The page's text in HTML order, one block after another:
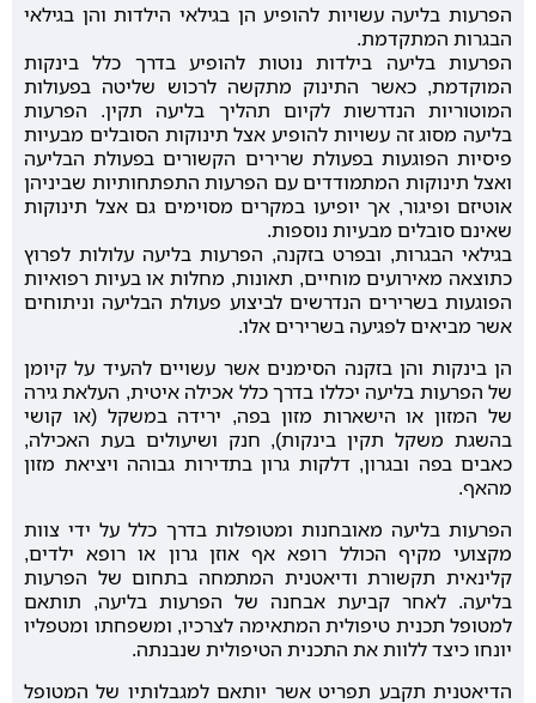
הפרעות בליעה עשויות להופיע הן בגילאי הילדות והן בגילאי
הבגרות המתקדמת.
הפרעות בליעה בילדות נוטות להופיע בדרך כלל בינקות
המוקדמת, כאשר התינוק מתקשה לרכוש שליטה בפעולות
המוטוריות הנדרשות לקיום תהליך בליעה תקין. הפרעות
בליעה מסוג זה עשויות להופיע אצל תינוקות הסובלים מבעיות
פיסיות הפוגעות בפעולת שרירים הקשורים בפעולת הבליעה
ואצל תינוקות המתמודדים עם הפרעות התפתחותיות שביניהן
אוטיזם ופיגור, אך יופיעו במקרים מסוימים גם אצל תינוקות
שאינם סובלים מבעיות נוספות.
בגילאי הבגרות, ובפרט בזקנה, הפרעות בליעה עלולות לפרוץ
כתוצאה מאירועים מוחיים, תאונות, מחלות או בעיות רפואיות
הפוגעות בשרירים הנדרשים לביצוע פעולת הבליעה וניתוחים
אשר מביאים לפגיעה בשרירים אלו.
הן בינקות והן בזקנה הסימנים אשר עשויים להעיד על קיומן
של הפרעות בליעה יכללו בדרך כלל אכילה איטית, העלאת גירה
של המזון או הישארות מזון בפה, ירידה במשקל (או קושי
בהשגת משקל תקין בינקות), חנק ושיעולים בעת האכילה,
כאבים בפה ובגרון, דלקות גרון בתדירות גבוהה ויציאת מזון
מהאף.
הפרעות בליעה מאובחנות ומטופלות בדרך כלל על ידי צוות
מקצועי מקיף הכולל רופא אף אוזן גרון או רופא ילדים,
קלינאית תקשורת ודיאטנית המתמחה בתחום של הפרעות
בליעה. לאחר קביעת אבחנה של הפרעות בליעה, תותאם
למטופל תכנית טיפולית המתאימה לצרכיו, ומשפחתו ומטפליו
יונחו כיצד ללוות את התכנית הטיפולית שנבנתה.
הדיאטנית תקבע תפריט אשר יותאם למגבלותיו של המטופל